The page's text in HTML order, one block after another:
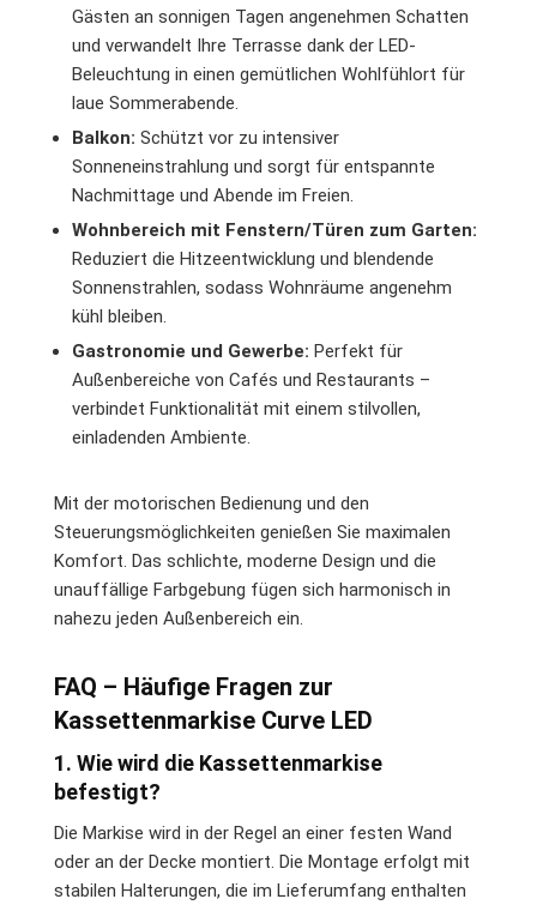
Gästen an sonnigen Tagen angenehmen Schatten
und verwandelt Ihre Terrasse dank der LED-
Beleuchtung in einen gemütlichen Wohlfühlort für
laue Sommerabende.
Balkon: Schützt vor zu intensiver
Sonneneinstrahlung und sorgt für entspannte
Nachmittage und Abende im Freien.
Wohnbereich mit Fenstern/Türen zum Garten:
Reduziert die Hitzeentwicklung und blendende
Sonnenstrahlen, sodass Wohnräume angenehm
kühl bleiben.
Gastronomie und Gewerbe: Perfekt für
Außenbereiche von Cafés und Restaurants –
verbindet Funktionalität mit einem stilvollen,
einladenden Ambiente.
Mit der motorischen Bedienung und den
Steuerungsmöglichkeiten genießen Sie maximalen
Komfort. Das schlichte, moderne Design und die
unauffällige Farbgebung fügen sich harmonisch in
nahezu jeden Außenbereich ein.
FAQ – Häufige Fragen zur
Kassettenmarkise Curve LED
1. Wie wird die Kassettenmarkise
befestigt?
Die Markise wird in der Regel an einer festen Wand
oder an der Decke montiert. Die Montage erfolgt mit
stabilen Halterungen, die im Lieferumfang enthalten